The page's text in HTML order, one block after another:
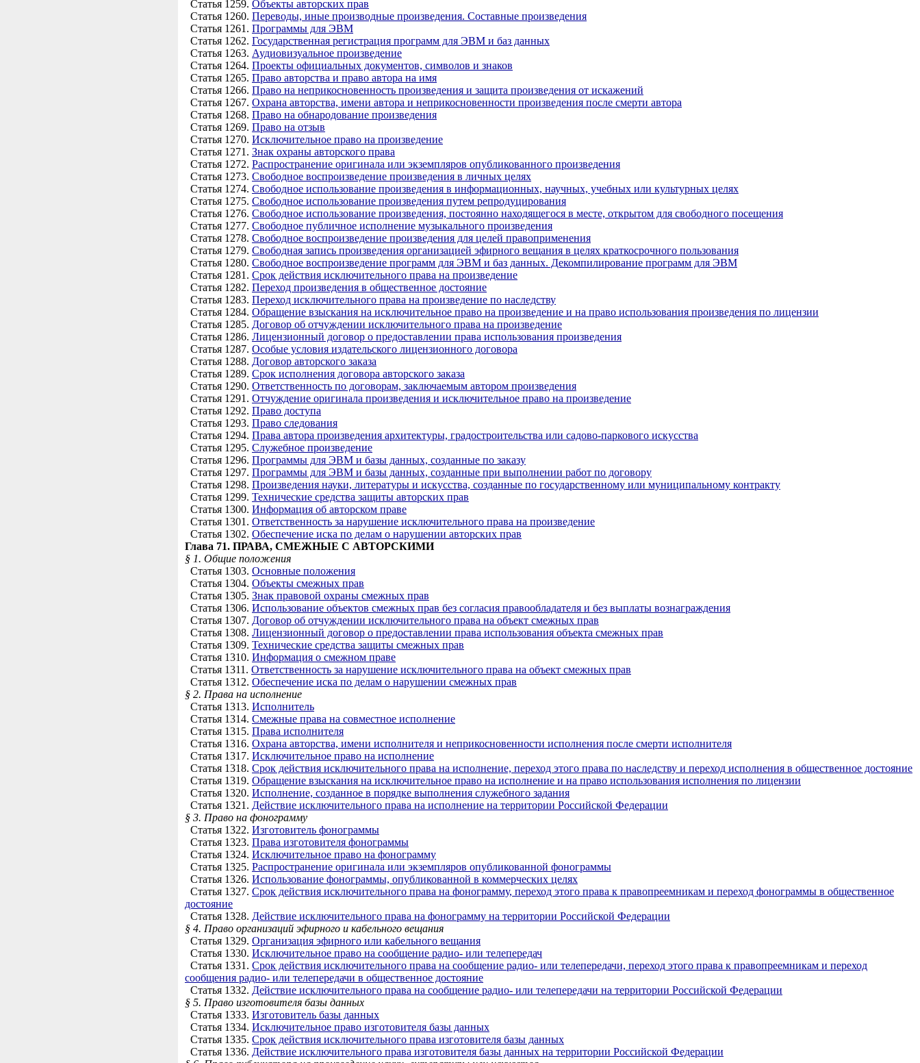
Статья 1259. Объекты авторских прав
Статья 1260. Переводы, иные производные произведения. Составные произведения
Статья 1261. Программы для ЭВМ
Статья 1262. Государственная регистрация программ для ЭВМ и баз данных
Статья 1263. Аудиовизуальное произведение
Статья 1264. Проекты официальных документов, символов и знаков
Статья 1265. Право авторства и право автора на имя
Статья 1266. Право на неприкосновенность произведения и защита произведения от искажений
Статья 1267. Охрана авторства, имени автора и неприкосновенности произведения после смерти автора
Статья 1268. Право на обнародование произведения
Статья 1269. Право на отзыв
Статья 1270. Исключительное право на произведение
Статья 1271. Знак охраны авторского права
Статья 1272. Распространение оригинала или экземпляров опубликованного произведения
Статья 1273. Свободное воспроизведение произведения в личных целях
Статья 1274. Свободное использование произведения в информационных, научных, учебных или культурных целях
Статья 1275. Свободное использование произведения путем репродуцирования
Статья 1276. Свободное использование произведения, постоянно находящегося в месте, открытом для свободного посещения
Статья 1277. Свободное публичное исполнение музыкального произведения
Статья 1278. Свободное воспроизведение произведения для целей правоприменения
Статья 1279. Свободная запись произведения организацией эфирного вещания в целях краткосрочного пользования
Статья 1280. Свободное воспроизведение программ для ЭВМ и баз данных. Декомпилирование программ для ЭВМ
Статья 1281. Срок действия исключительного права на произведение
Статья 1282. Переход произведения в общественное достояние
Статья 1283. Переход исключительного права на произведение по наследству
Статья 1284. Обращение взыскания на исключительное право на произведение и на право использования произведения по лицензии
Статья 1285. Договор об отчуждении исключительного права на произведение
Статья 1286. Лицензионный договор о предоставлении права использования произведения
Статья 1287. Особые условия издательского лицензионного договора
Статья 1288. Договор авторского заказа
Статья 1289. Срок исполнения договора авторского заказа
Статья 1290. Ответственность по договорам, заключаемым автором произведения
Статья 1291. Отчуждение оригинала произведения и исключительное право на произведение
Статья 1292. Право доступа
Статья 1293. Право следования
Статья 1294. Права автора произведения архитектуры, градостроительства или садово-паркового искусства
Статья 1295. Служебное произведение
Статья 1296. Программы для ЭВМ и базы данных, созданные по заказу
Статья 1297. Программы для ЭВМ и базы данных, созданные при выполнении работ по договору
Статья 1298. Произведения науки, литературы и искусства, созданные по государственному или муниципальному контракту
Статья 1299. Технические средства защиты авторских прав
Статья 1300. Информация об авторском праве
Статья 1301. Ответственность за нарушение исключительного права на произведение
Статья 1302. Обеспечение иска по делам о нарушении авторских прав
Глава 71. ПРАВА, СМЕЖНЫЕ С АВТОРСКИМИ
§ 1. Общие положения
Статья 1303. Основные положения
Статья 1304. Объекты смежных прав
Статья 1305. Знак правовой охраны смежных прав
Статья 1306. Использование объектов смежных прав без согласия правообладателя и без выплаты вознаграждения
Статья 1307. Договор об отчуждении исключительного права на объект смежных прав
Статья 1308. Лицензионный договор о предоставлении права использования объекта смежных прав
Статья 1309. Технические средства защиты смежных прав
Статья 1310. Информация о смежном праве
Статья 1311. Ответственность за нарушение исключительного права на объект смежных прав
Статья 1312. Обеспечение иска по делам о нарушении смежных прав
§ 2. Права на исполнение
Статья 1313. Исполнитель
Статья 1314. Смежные права на совместное исполнение
Статья 1315. Права исполнителя
Статья 1316. Охрана авторства, имени исполнителя и неприкосновенности исполнения после смерти исполнителя
Статья 1317. Исключительное право на исполнение
Статья 1318. Срок действия исключительного права на исполнение, переход этого права по наследству и переход исполнения в общественное достояние
Статья 1319. Обращение взыскания на исключительное право на исполнение и на право использования исполнения по лицензии
Статья 1320. Исполнение, созданное в порядке выполнения служебного задания
Статья 1321. Действие исключительного права на исполнение на территории Российской Федерации
§ 3. Право на фонограмму
Статья 1322. Изготовитель фонограммы
Статья 1323. Права изготовителя фонограммы
Статья 1324. Исключительное право на фонограмму
Статья 1325. Распространение оригинала или экземпляров опубликованной фонограммы
Статья 1326. Использование фонограммы, опубликованной в коммерческих целях
Статья 1327. Срок действия исключительного права на фонограмму, переход этого права к правопреемникам и переход фонограммы в общественное
достояние
Статья 1328. Действие исключительного права на фонограмму на территории Российской Федерации
§ 4. Право организаций эфирного и кабельного вещания
Статья 1329. Организация эфирного или кабельного вещания
Статья 1330. Исключительное право на сообщение радио- или телепередач
Статья 1331. Срок действия исключительного права на сообщение радио- или телепередачи, переход этого права к правопреемникам и переход
сообщения радио- или телепередачи в общественное достояние
Статья 1332. Действие исключительного права на сообщение радио- или телепередачи на территории Российской Федерации
§ 5. Право изготовителя базы данных
Статья 1333. Изготовитель базы данных
Статья 1334. Исключительное право изготовителя базы данных
Статья 1335. Срок действия исключительного права изготовителя базы данных
Статья 1336. Действие исключительного права изготовителя базы данных на территории Российской Федерации